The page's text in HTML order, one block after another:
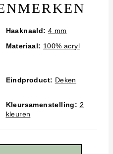
Haaknaald: 4 mm
Materiaal: 100% acryl
Eindproduct: Deken
Kleursamenstelling: 2
kleuren